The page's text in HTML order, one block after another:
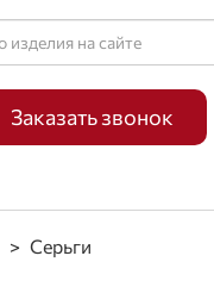
Заказать звонок
> Серьги